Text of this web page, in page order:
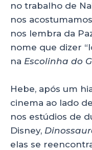
no trabalho de
nos
nos lembra da
nome que dizer
na Escolinha do
Hebe, após um
cinema ao lado
nos estúdios de
Disney,
elas se